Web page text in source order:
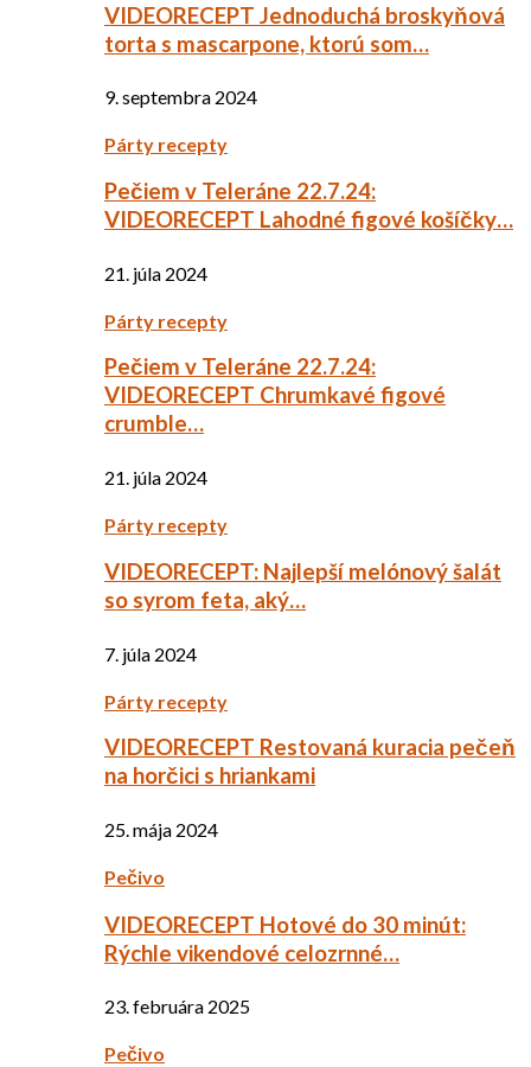
VIDEORECEPT Jednoduchá broskyňová
torta s mascarpone, ktorú som…
9. septembra 2024
Párty recepty
Pečiem v Teleráne 22.7.24:
VIDEORECEPT Lahodné figové košíčky…
21. júla 2024
Párty recepty
Pečiem v Teleráne 22.7.24:
VIDEORECEPT Chrumkavé figové
crumble…
21. júla 2024
Párty recepty
VIDEORECEPT: Najlepší melónový šalát
so syrom feta, aký…
7. júla 2024
Párty recepty
VIDEORECEPT Restovaná kuracia pečeň
na horčici s hriankami
25. mája 2024
Pečivo
VIDEORECEPT Hotové do 30 minút:
Rýchle vikendové celozrnné…
23. februára 2025
Pečivo